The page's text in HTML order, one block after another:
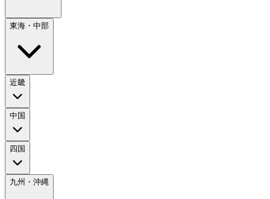
東海・中部
近畿
中国
四国
九州・沖縄